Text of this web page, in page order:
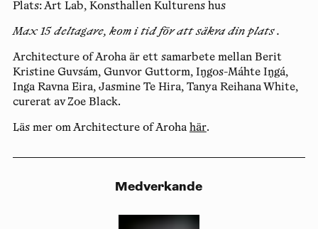
Plats:Art Lab, Konsthallen Kulturens hus
Max 15 deltagare, kom i tid för att säkra din plats .
Architecture of Arohaär ett samarbete mellan Berit
Kristine Guvsám, Gunvor Guttorm, Iŋgos-Máhte Iŋgá,
Inga Ravna Eira, Jasmine Te Hira, Tanya Reihana White,
curerat av Zoe Black.
Läs mer om Architecture of Aroha här.
Medverkande